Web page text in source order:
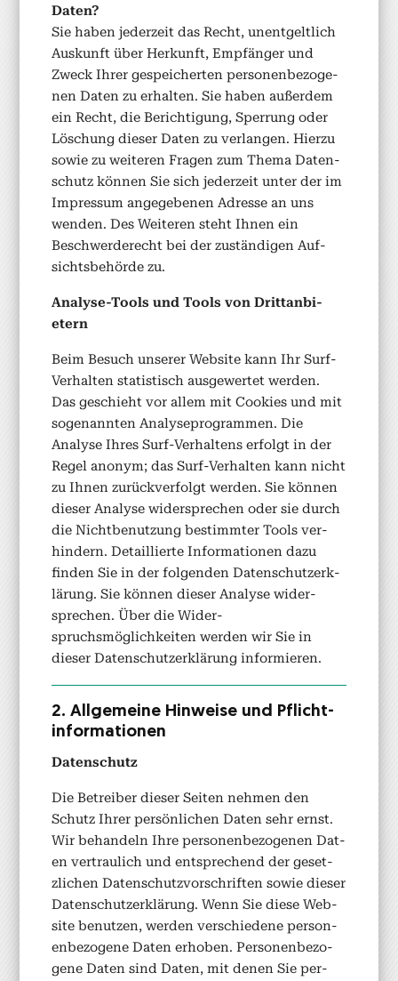
Dat­en?
Sie haben jed­erzeit das Recht, unent­geltlich
Auskun­ft über Herkun­ft, Empfänger und
Zweck Ihrer gespe­icherten per­so­n­en­be­zo­ge­
nen Dat­en zu erhal­ten. Sie haben außer­dem
ein Recht, die Berich­ti­gung, Sper­rung oder
Löschung dieser Dat­en zu ver­lan­gen. Hierzu
sowie zu weit­eren Fra­gen zum The­ma Daten­
schutz kön­nen Sie sich jed­erzeit unter der im
Impres­sum angegebe­nen Adresse an uns
wen­den. Des Weit­eren ste­ht Ihnen ein
Beschw­erderecht bei der zuständi­gen Auf­
sichts­be­hörde zu.
Analyse-Tools und Tools von Drit­tan­bi­
etern
Beim Besuch unser­er Web­site kann Ihr Surf-
Ver­hal­ten sta­tis­tisch aus­gew­ertet wer­den.
Das geschieht vor allem mit Cook­ies und mit
soge­nan­nten Analy­se­pro­gram­men. Die
Analyse Ihres Surf-Ver­hal­tens erfol­gt in der
Regel anonym; das Surf-Ver­hal­ten kann nicht
zu Ihnen zurück­ver­fol­gt wer­den. Sie kön­nen
dieser Analyse wider­sprechen oder sie durch
die Nicht­be­nutzung bes­timmter Tools ver­
hin­dern. Detail­lierte Infor­ma­tio­nen dazu
find­en Sie in der fol­gen­den Daten­schutzerk­
lärung. Sie kön­nen dieser Analyse wider­
sprechen. Über die Wider­
spruchsmöglichkeit­en wer­den wir Sie in
dieser Daten­schutzerk­lärung informieren.
2. All­ge­meine Hin­weise und Pflicht­
in­for­ma­tio­nen
Daten­schutz
Die Betreiber dieser Seit­en nehmen den
Schutz Ihrer per­sön­lichen Dat­en sehr ernst.
Wir behan­deln Ihre per­so­n­en­be­zo­ge­nen Dat­
en ver­traulich und entsprechend der geset­
zlichen Daten­schutzvorschriften sowie dieser
Daten­schutzerk­lärung. Wenn Sie diese Web­
site benutzen, wer­den ver­schiedene per­so­n­
en­be­zo­gene Dat­en erhoben. Per­so­n­en­be­zo­
gene Dat­en sind Dat­en, mit denen Sie per­